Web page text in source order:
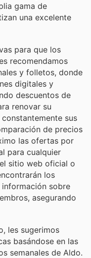
gama de
una excelente
para que los
recomendamos
y folletos, donde
digitales y
descuentos de
renovar su
sus
de precios
las ofertas por
para cualquier
sitio web oficial o
los
sobre
asegurando
les sugerimos
basándose en las
semanales de Aldo.